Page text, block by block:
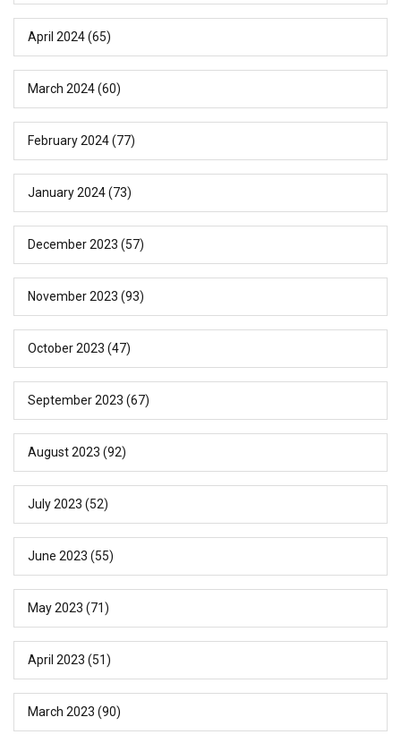
April 2024(65)
March 2024(60)
February 2024(77)
January 2024(73)
December 2023 (57)
November 2023 (93)
October 2023 (47)
September 2023 (67)
August 2023 (92)
July 2023 (52)
June 2023 (55)
May 2023 (71)
April 2023 (51)
March 2023 (90)